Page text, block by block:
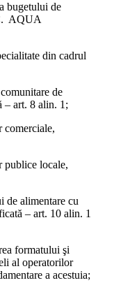
bugetului de
AQUA
din cadrul
de
– art. 8 alin. 1;
comerciale,
publice locale,
de alimentare cu
– art. 10 alin. 1
formatului şi
al operatorilor
a acestuia;